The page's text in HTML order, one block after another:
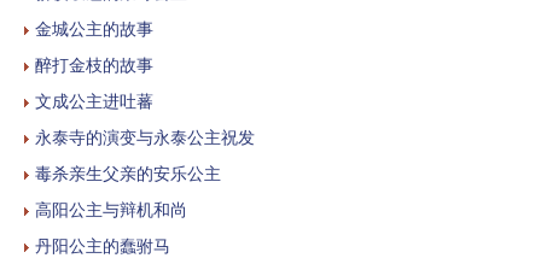
金城公主的故事
醉打金枝的故事
文成公主进吐蕃
永泰寺的演变与永泰公主祝发
毒杀亲生父亲的安乐公主
高阳公主与辩机和尚
丹阳公主的蠢驸马